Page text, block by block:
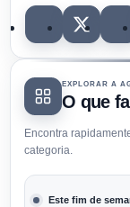
EXPLORAR A
O que
Encontra
categoria.
Este fim de